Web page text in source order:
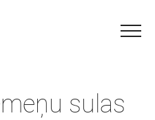
sulas